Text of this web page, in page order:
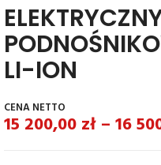
LI-ION
15 200,00 zł – 16